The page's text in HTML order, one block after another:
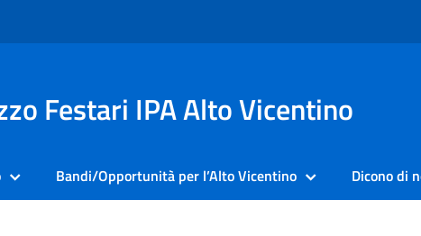
Festari IPA Alto Vicentino
Bandi/Opportunità per l’Alto Vicentino Dicono di